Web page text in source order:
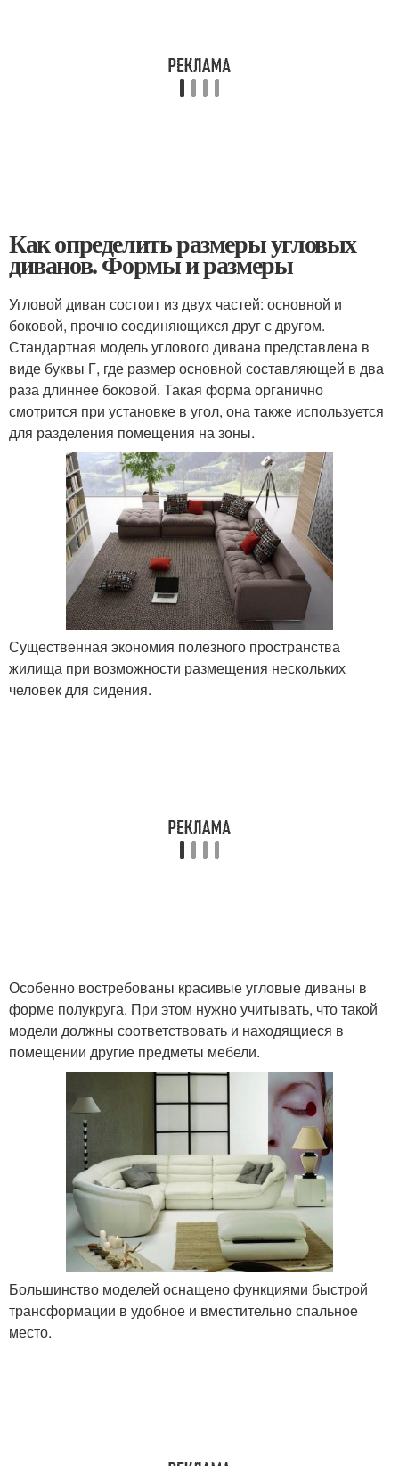
Как определить размеры угловых
диванов. Формы и размеры
Угловой диван состоит из двух частей: основной и
боковой, прочно соединяющихся друг с другом.
Стандартная модель углового дивана представлена в
виде буквы Г, где размер основной составляющей в два
раза длиннее боковой. Такая форма органично
смотрится при установке в угол, она также используется
для разделения помещения на зоны.
Существенная экономия полезного пространства
жилища при возможности размещения нескольких
человек для сидения.
Особенно востребованы красивые угловые диваны в
форме полукруга. При этом нужно учитывать, что такой
модели должны соответствовать и находящиеся в
помещении другие предметы мебели.
Большинство моделей оснащено функциями быстрой
трансформации в удобное и вместительно спальное
место.